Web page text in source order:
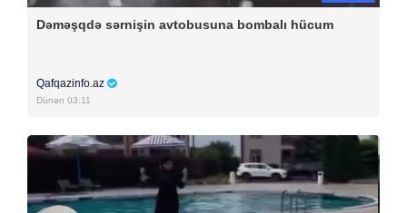
Dəməşqdə sərnişin avtobusuna bombalı hücum
Qafqazinfo.az
Dünən 03:11